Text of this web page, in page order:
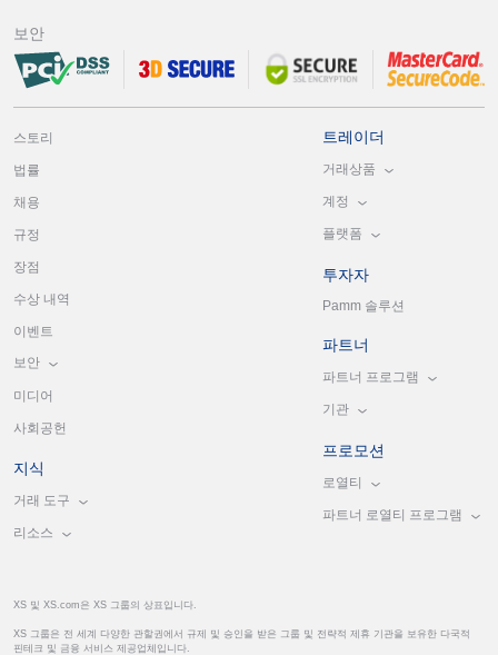
보안
스토리
법률
채용
규정
장점
수상 내역
이벤트
보안
미디어
사회공헌
지식
거래 도구
리소스
트레이더
거래상품
계정
플랫폼
투자자
Pamm 솔루션
파트너
파트너 프로그램
기관
프로모션
로열티
파트너 로열티 프로그램
XS 및 XS.com은 XS 그룹의 상표입니다.
XS 그룹은 전 세계 다양한 관할권에서 규제 및 승인을 받은 그룹 및 전략적 제휴 기관을 보유한 다국적
핀테크 및 금융 서비스 제공업체입니다.